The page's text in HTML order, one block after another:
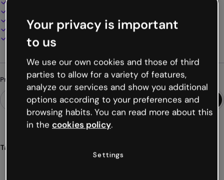
Adicione áudio, vídeo e multimídia
Apresente, compartilhe ou publique online
Baixe em PDF, MP4 e outros formatos
Procurando algo diferente?
Tags
site web
Your privacy is important
to us
We use our own cookies and those of third
parties to allow for a variety of features,
analyze our services and show you additional
options according to your preferences and
browsing habits. You can read more about this
in the cookies policy.
Settings